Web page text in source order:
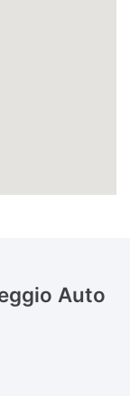
Auto